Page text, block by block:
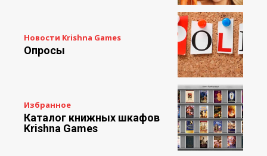
Новости Krishna Games
Опросы
Избранное
Каталог книжных шкафов
Krishna Games